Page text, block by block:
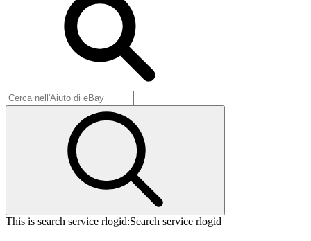
This is search service rlogid:Search service rlogid =